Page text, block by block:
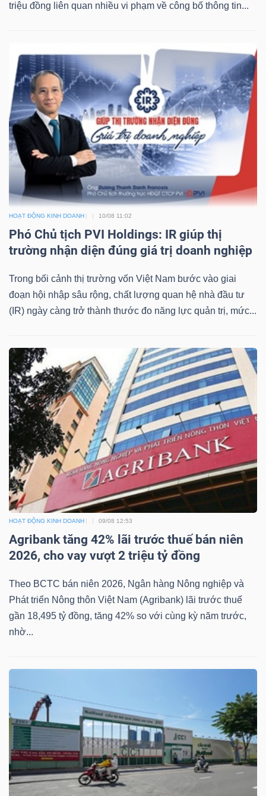
triệu đồng liên quan nhiều vi phạm về công bố thông tin...
HOẠT ĐỘNG KINH DOANH 10/08 11:02
Phó Chủ tịch PVI Holdings: IR giúp thị
trường nhận diện đúng giá trị doanh nghiệp
Trong bối cảnh thị trường vốn Việt Nam bước vào giai
đoạn hội nhập sâu rộng, chất lượng quan hệ nhà đầu tư
(IR) ngày càng trở thành thước đo năng lực quản trị, mức...
HOẠT ĐỘNG KINH DOANH 09/08 12:53
Agribank tăng 42% lãi trước thuế bán niên
2026, cho vay vượt 2 triệu tỷ đồng
Theo BCTC bán niên 2026, Ngân hàng Nông nghiệp và
Phát triển Nông thôn Việt Nam (Agribank) lãi trước thuế
gần 18,495 tỷ đồng, tăng 42% so với cùng kỳ năm trước,
nhờ...
PHIẾU
CÔNG
CỤ
ĐẦU
TƯ
XUẤT
DỮ
Ngành
VS-
SECTOR
NĂNG
LƯỢNG
NGUYÊN
VẬT
TIÊU
DÙNG
KHÔNG
THIẾT